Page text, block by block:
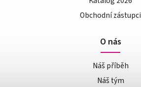
Obchodní zástupci
O nás
Náš příběh
Náš tým